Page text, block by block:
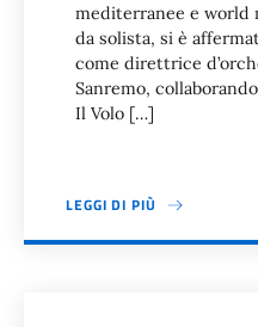
mediterranee e world
da solista, si è
come direttrice
Sanremo,
Il Volo […]
LEGGI DI PIÙ